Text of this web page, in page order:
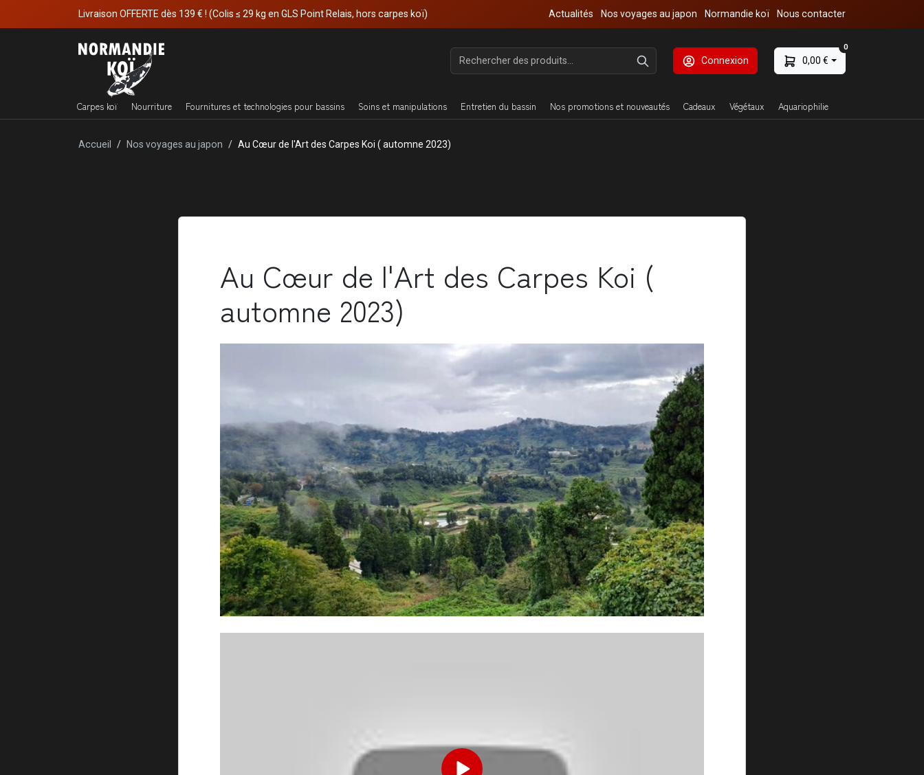
Livraison OFFERTE dès 139 € ! (Colis ≤ 29 kg en GLS Point Relais, hors carpes koï) Actualités Nos voyages au japon Normandie koï Nous contacter
Connexion 0,00 €
0
Carpes koï Nourriture Fournitures et technologies pour bassins Soins et manipulations Entretien du bassin Nos promotions et nouveautés Cadeaux Végétaux Aquariophilie
Accueil Nos voyages au japon Au Cœur de l'Art des Carpes Koi ( automne 2023)
Au Cœur de l'Art des Carpes Koi (
automne 2023)